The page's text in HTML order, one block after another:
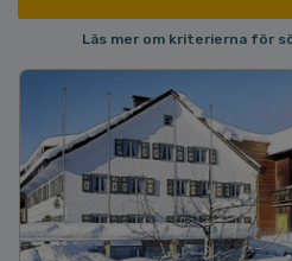
Läs mer om kriterierna för